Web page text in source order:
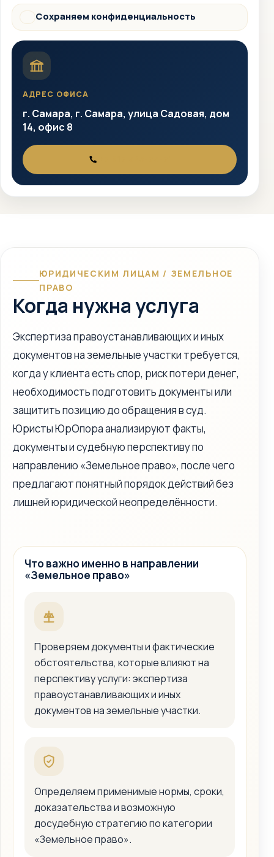
Защита
Сохраняем конфиденциальность
АДРЕС ОФИСА
г. Самара, г. Самара, улица Садовая, дом
14, офис 8
ЮРИДИЧЕСКИМ ЛИЦАМ / ЗЕМЕЛЬНОЕ
ПРАВО
Когда нужна услуга
Экспертиза правоустанавливающих и иных
документов на земельные участки требуется,
когда у клиента есть спор, риск потери денег,
необходимость подготовить документы или
защитить позицию до обращения в суд.
Юристы ЮрОпора анализируют факты,
документы и судебную перспективу по
направлению «Земельное право», после чего
предлагают понятный порядок действий без
лишней юридической неопределённости.
Что важно именно в направлении
«Земельное право»
Проверяем документы и фактические
обстоятельства, которые влияют на
перспективу услуги: экспертиза
правоустанавливающих и иных
документов на земельные участки.
Определяем применимые нормы, сроки,
доказательства и возможную
досудебную стратегию по категории
«Земельное право».